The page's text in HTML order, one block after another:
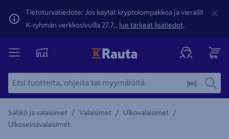
Tietoturvatiedote: Jos käytät kryptolompakkoa ja vierailit
K-ryhmän verkkosivuilla 27.7., lue tärkeät lisätiedot.
Sähkö ja valaisimet / Valaisimet / Ulkovalaisimet /
Ulkoseinävalaisimet